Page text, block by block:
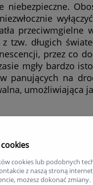
przeciwmgielne
tzw. długich
przez co
mgły bardzo
panujących na
umożliwiająca
musi być
Uprawniają do
drogi krętej.
cookies lub podobnych
z naszą stroną
możesz dokonać zmiany.